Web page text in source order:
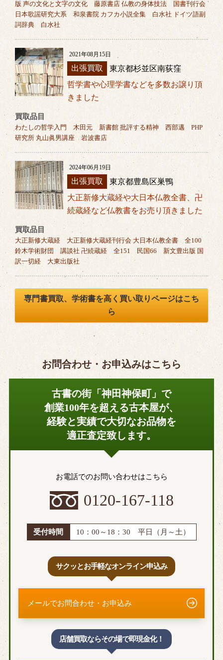
版 声の文化と文字の文化 藤原書店 仏教の身体技法 国書刊行会
日本歌謡研究大系 和泉書院 カフカ小説全集 白水社 ドイツ語副
詞辞典 白水社
2021年08月15日
出張買取
東京都杉並区南荻窪
哲学書や心理学書などを多数お譲り頂
きました
買取品目
わたしの哲学入門 木田元 新書館 批評する精神 西部邁 PHP
研究所 丸山眞男講座 岩波書店
2024年06月19日
出張買取
東京都豊島区巣鴨
大正新修大蔵経や大日本仏教全書、卍
続蔵経など仏教書をお売り頂きました
買取品目
大正新修大蔵経 大正新修大蔵経刊行会 大日本仏教全書 全100
鈴木学術財団 講談社 卍続蔵経 全151 民国66 新文豊出版 国
訳一切経 大東出版社
専門書買取、学術書を高く買い取りページはこち
ら
お問合わせ・お申込みはこちら
古書の街「神田神保町」で
創業100年を超える古本屋が、
経験と実績で大切なお品物を
適正査定致します。
お電話でのお問い合わせはこちら
0120-167-118
受付時間 10：00～18：30 平日（月～土）
サクッとお手軽なオンライン申込み
メールでお問合わせ・お申込み
店舗買取ならその場で即現金化！